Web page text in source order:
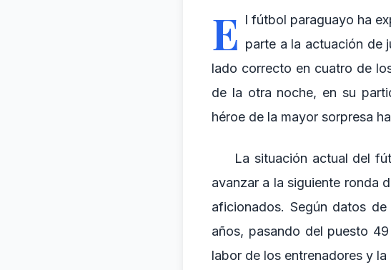
E l fútbol paraguayo ha
parte a la actuación de
lado correcto en cuatro de
de la otra noche, en su
héroe de la mayor sorpresa
La situación actual del
avanzar a la siguiente ronda
aficionados. Según datos
años, pasando del puesto
labor de los entrenadores y